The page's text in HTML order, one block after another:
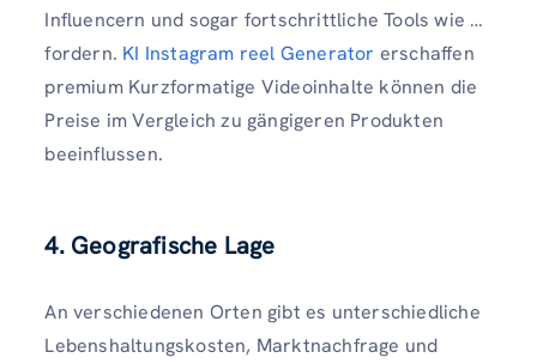
Influencern und sogar fortschrittliche Tools wie …
fordern. KI Instagram reel Generator erschaffen
premium Kurzformatige Videoinhalte können die
Preise im Vergleich zu gängigeren Produkten
beeinflussen.
4. Geografische Lage
An verschiedenen Orten gibt es unterschiedliche
Lebenshaltungskosten, Marktnachfrage und